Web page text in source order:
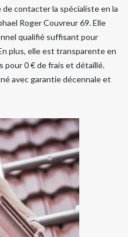
contacter la spécialiste en la
Roger Couvreur 69. Elle
qualifié suffisant pour
plus, elle est transparente en
pour 0 € de frais et détaillé.
avec garantie décennale et